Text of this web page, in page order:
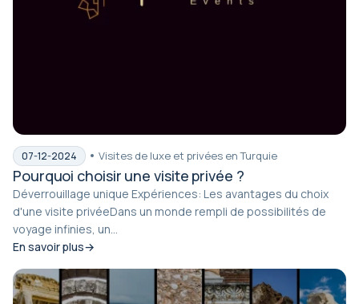
07-12-2024 Visites de luxe et privées en Turquie
Pourquoi choisir une visite privée ?
Déverrouillage unique Expériences: Les avantages du choix
d'une visite privéeDans un monde rempli de possibilités de
voyage infinies, un...
En savoir plus